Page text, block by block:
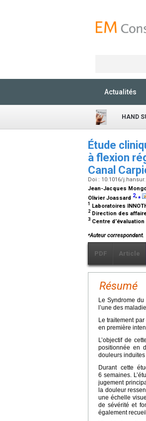
Actualités
HAND
Étude
à flexion
Canal
Doi : 10.1016/
Jean-Jacques
Olivier Joassard 2 ⁎
1 Laboratoires
2 Direction des
3 Centre
⁎Auteur correspondant.
PDF Article
Résumé
Le Syndrome
l’une des
Le traitement
en première
L’objectif de
positionnée en
douleurs
Durant cette
6 semaines.
jugement
la douleur
une échelle
de sévérité et
également